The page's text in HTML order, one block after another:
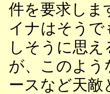
件を要求しま
イナはそう
しそうに思
が、このよう
ースなど天敵